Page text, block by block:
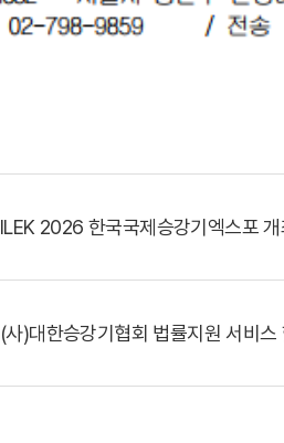
ILEK 2026 한국국제승강기엑스포 개
(사)대한승강기협회 법률지원 서비스